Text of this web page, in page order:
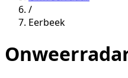
/
Eerbeek